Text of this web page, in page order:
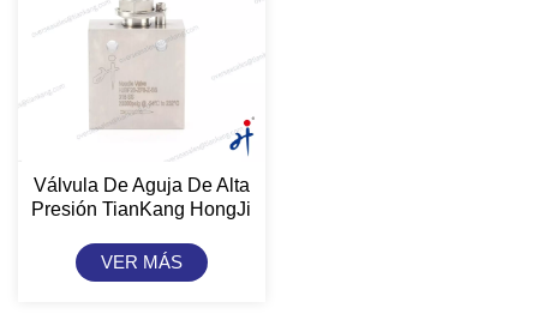
Válvula De Aguja De Alta
Presión TianKang HongJi
VER MÁS